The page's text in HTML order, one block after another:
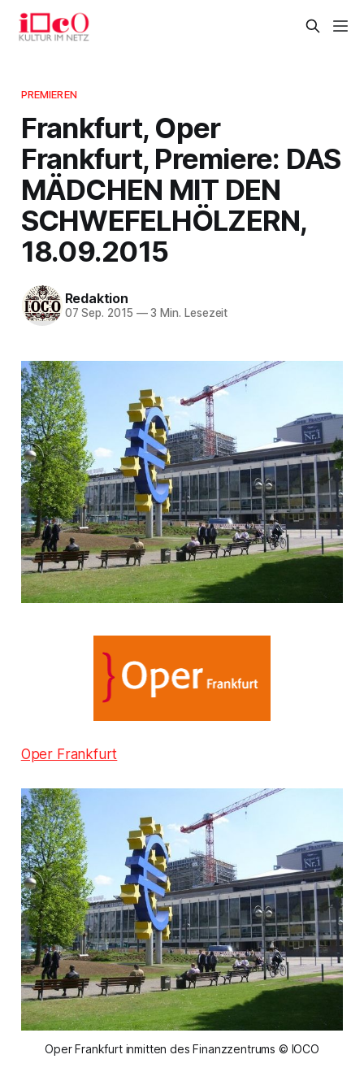
PREMIEREN
Frankfurt, Oper
Frankfurt, Premiere: DAS
MÄDCHEN MIT DEN
SCHWEFELHÖLZERN,
18.09.2015
Redaktion
07 Sep. 2015 —3 Min. Lesezeit
Oper Frankfurt
Oper Frankfurt inmitten des Finanzzentrums © IOCO